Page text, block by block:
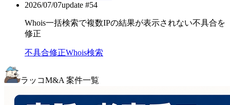
2026/07/07update #54
Whois一括検索で複数IPの結果が表示されない不具合を
修正
不具合修正Whois検索
ラッコM&A 案件一覧